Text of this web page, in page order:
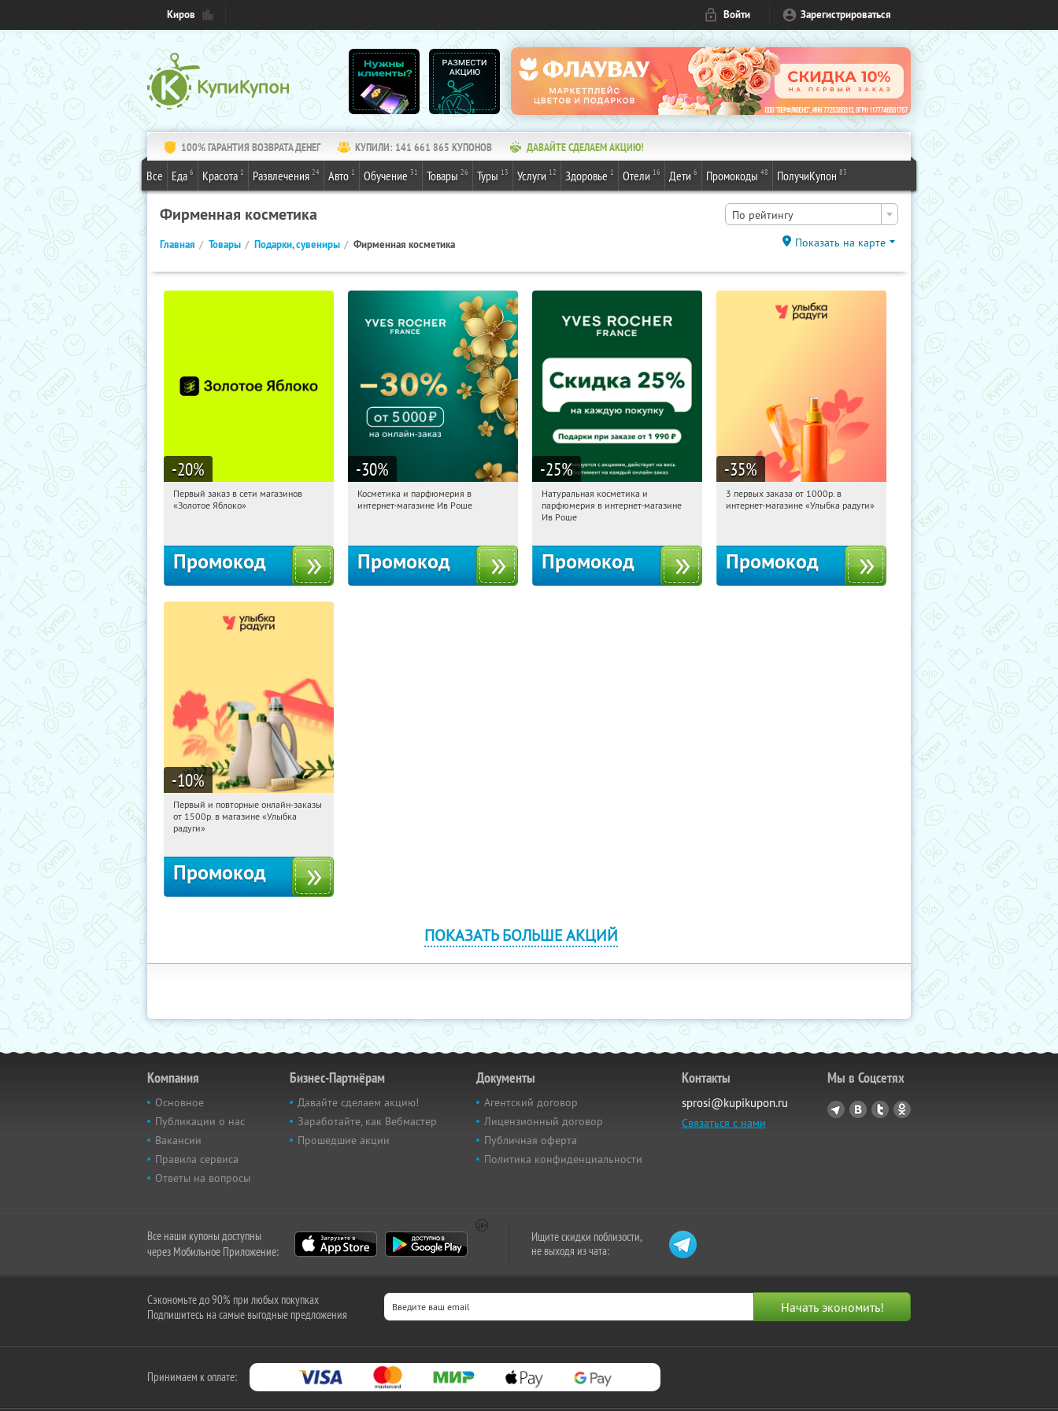
Киров Войти Зарегистрироваться
100% ГАРАНТИЯ ВОЗВРАТА ДЕНЕГ КУПИЛИ: 141 661 865 КУПОНОВ ДАВАЙТЕ СДЕЛАЕМ АКЦИЮ!
Все Еда 6 Красота 1 Развлечения 24 Авто 1 Обучение 31 Товары 26 Туры 13 Услуги 12 Здоровье 1 Отели 16 Дети 6 Промокоды 48 ПолучиКупон 83
Фирменная косметика По рейтингу
Главная Товары Подарки, сувениры Фирменная косметика Показать на карте
-20%
17:25:40
Получи первым!
Первый заказ в сети магазинов
«Золотое Яблоко»
Промокод
-30%
17:25:40 Получили:
Косметика и парфюмерия в
интернет-магазине Ив Роше
Промокод
-25%
17:25:40 Получили:
Россия
Натуральная косметика и
парфюмерия в интернет-магазине
Ив Роше
Промокод
-35%
17:25:40 Получили:
3 первых заказа от 1000р. в
интернет-магазине «Улыбка радуги»
Промокод
-10%
17:25:40 Получили:1
Россия
Первый и повторные онлайн-заказы
от 1500р. в магазине «Улыбка
радуги»
Промокод
ПОКАЗАТЬ БОЛЬШЕ АКЦИЙ
Компания
Основное
Публикации о нас
Вакансии
Правила сервиса
Ответы на вопросы
Бизнес-Партнёрам
Давайте сделаем акцию!
Заработайте, как Вебмастер
Прошедшие акции
Документы
Агентский договор
Лицензионный договор
Публичная оферта
Политика конфиденциальности
Контакты
sprosi@kupikupon.ru
Связаться с нами
Мы в Соцсетях
Все наши купоны доступны
через Мобильное Приложение:
Ищите скидки поблизости,
не выходя из чата:
Сэкономьте до 90% при любых покупках
Подпишитесь на самые выгодные предложения
Принимаем к оплате: